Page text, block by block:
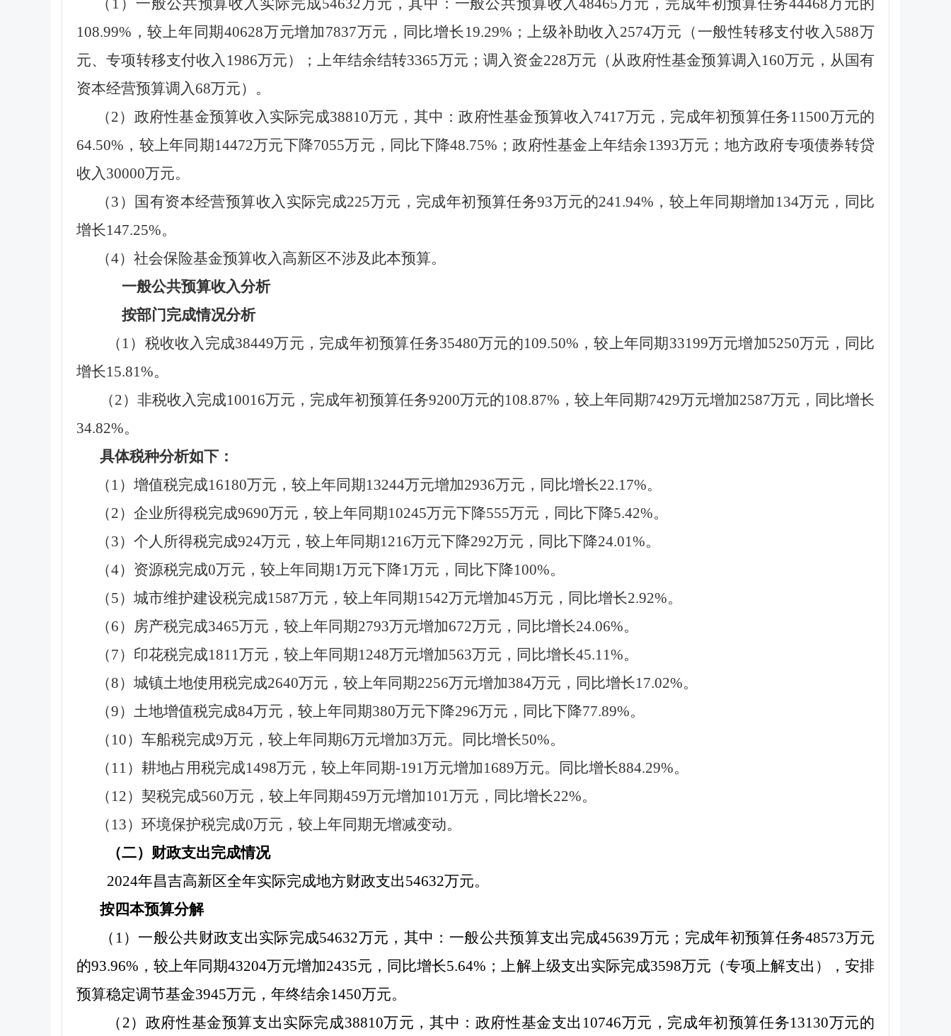
（1）一般公共预算收入实际完成54632万元，其中：一般公共预算收入48465万元，完成年初预算任务44468万元的
108.99%，较上年同期40628万元增加7837万元，同比增长19.29%；上级补助收入2574万元（一般性转移支付收入588万
元、专项转移支付收入1986万元）；上年结余结转3365万元；调入资金228万元（从政府性基金预算调入160万元，从国有
资本经营预算调入68万元）。
（2）政府性基金预算收入实际完成38810万元，其中：政府性基金预算收入7417万元，完成年初预算任务11500万元的
64.50%，较上年同期14472万元下降7055万元，同比下降48.75%；政府性基金上年结余1393万元；地方政府专项债券转贷
收入30000万元。
（3）国有资本经营预算收入实际完成225万元，完成年初预算任务93万元的241.94%，较上年同期增加134万元，同比
增长147.25%。
（4）社会保险基金预算收入高新区不涉及此本预算。
一般公共预算收入分析
按部门完成情况分析
（1）税收收入完成38449万元，完成年初预算任务35480万元的109.50%，较上年同期33199万元增加5250万元，同比
增长15.81%。
（2）非税收入完成10016万元，完成年初预算任务9200万元的108.87%，较上年同期7429万元增加2587万元，同比增长
34.82%。
具体税种分析如下：
（1）增值税完成16180万元，较上年同期13244万元增加2936万元，同比增长22.17%。
（2）企业所得税完成9690万元，较上年同期10245万元下降555万元，同比下降5.42%。
（3）个人所得税完成924万元，较上年同期1216万元下降292万元，同比下降24.01%。
（4）资源税完成0万元，较上年同期1万元下降1万元，同比下降100%。
（5）城市维护建设税完成1587万元，较上年同期1542万元增加45万元，同比增长2.92%。
（6）房产税完成3465万元，较上年同期2793万元增加672万元，同比增长24.06%。
（7）印花税完成1811万元，较上年同期1248万元增加563万元，同比增长45.11%。
（8）城镇土地使用税完成2640万元，较上年同期2256万元增加384万元，同比增长17.02%。
（9）土地增值税完成84万元，较上年同期380万元下降296万元，同比下降77.89%。
（10）车船税完成9万元，较上年同期6万元增加3万元。同比增长50%。
（11）耕地占用税完成1498万元，较上年同期-191万元增加1689万元。同比增长884.29%。
（12）契税完成560万元，较上年同期459万元增加101万元，同比增长22%。
（13）环境保护税完成0万元，较上年同期无增减变动。
（二）财政支出完成情况
2024年昌吉高新区全年实际完成地方财政支出54632万元。
按四本预算分解
（1）一般公共财政支出实际完成54632万元，其中：一般公共预算支出完成45639万元；完成年初预算任务48573万元
的93.96%，较上年同期43204万元增加2435元，同比增长5.64%；上解上级支出实际完成3598万元（专项上解支出），安排
预算稳定调节基金3945万元，年终结余1450万元。
（2）政府性基金预算支出实际完成38810万元，其中：政府性基金支出10746万元，完成年初预算任务13130万元的